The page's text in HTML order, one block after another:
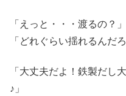
「えっと・・・渡るの？」
「どれぐらい揺れるんだろ
「大丈夫だよ！鉄製だし
♪」